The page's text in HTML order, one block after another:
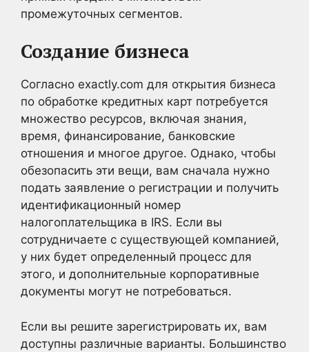
промежуточных сегментов.
Создание бизнеса
Согласно exactly.com для открытия бизнеса
по обработке кредитных карт потребуется
множество ресурсов, включая знания,
время, финансирование, банковские
отношения и многое другое. Однако, чтобы
обезопасить эти вещи, вам сначала нужно
подать заявление о регистрации и получить
идентификационный номер
налогоплательщика в IRS. Если вы
сотрудничаете с существующей компанией,
у них будет определенный процесс для
этого, и дополнительные корпоративные
документы могут не потребоваться.
Если вы решите зарегистрировать их, вам
доступны различные варианты. Большинство